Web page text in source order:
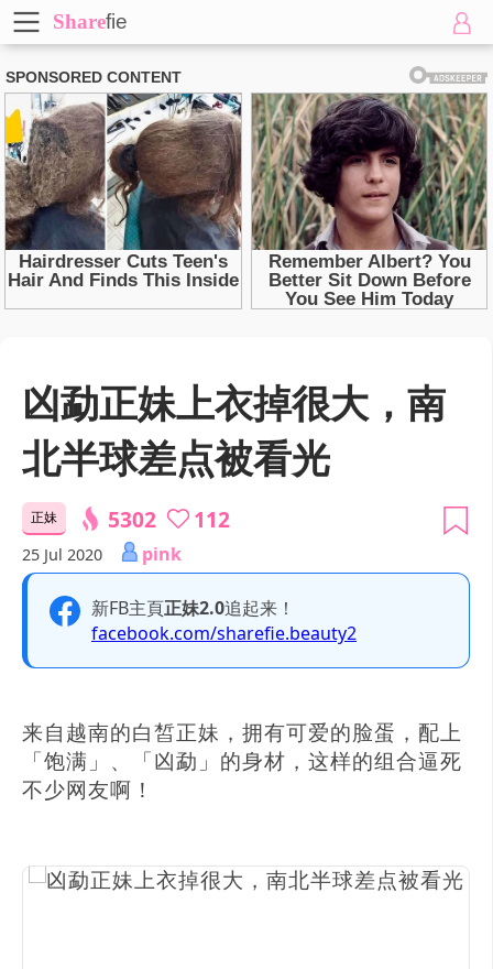
Sharefie
凶勐正妹上衣掉很大，南
北半球差点被看光
正妹 5302 112
25 Jul 2020 pink
新FB主頁正妹2.0追起来！
facebook.com/sharefie.beauty2
来自越南的白皙正妹，拥有可爱的脸蛋，配上
「饱满」、「凶勐」的身材，这样的组合逼死
不少网友啊！